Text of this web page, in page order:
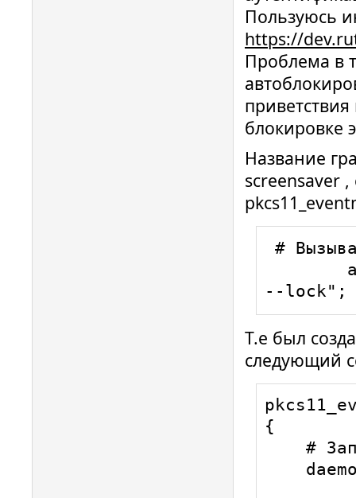
Пользуюсь
https://
Проблема в
блокировке
Название
screensaver
--lock";
Т.е был
следующий
{